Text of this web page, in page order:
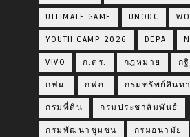
ULTIMATE GAME UNODC
YOUTH CAMP 2026 DEPA
VIVO ก.ตร. กฎหมาย ก
กฟผ. กฟภ. กรมทรัพย์สินท
กรมที่ดิน กรมประชาสัมพันธ์
กรมพัฒนาชุมชน กรมอนามัย